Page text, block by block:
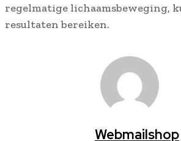
regelmatige lichaamsbeweging,
resultaten bereiken.
Webmailshop